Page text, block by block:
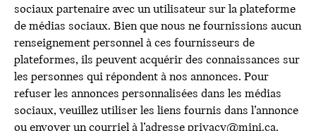
sociaux partenaire avec un utilisateur sur la plateforme
de médias sociaux. Bien que nous ne fournissions aucun
renseignement personnel à ces fournisseurs de
plateformes, ils peuvent acquérir des connaissances sur
les personnes qui répondent à nos annonces. Pour
refuser les annonces personnalisées dans les médias
sociaux, veuillez utiliser les liens fournis dans l’annonce
ou envoyer un courriel à l’adresse privacy@mini.ca.